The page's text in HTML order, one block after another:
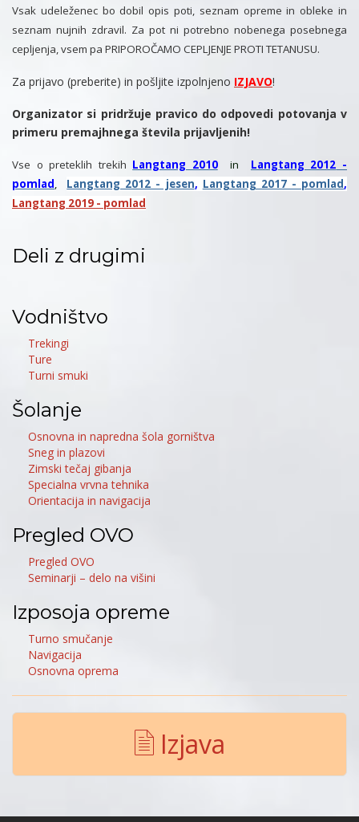
Vsak udeleženec bo dobil opis poti, seznam opreme in obleke in
seznam nujnih zdravil. Za pot ni potrebno nobenega posebnega
cepljenja, vsem pa PRIPOROČAMO CEPLJENJE PROTI TETANUSU.
Za prijavo (preberite) in pošljite izpolnjeno IZJAVO!
Organizator si pridržuje pravico do odpovedi potovanja v
primeru premajhnega števila prijavljenih!
Vse o preteklih trekih Langtang 2010in Langtang 2012 -
pomlad, Langtang 2012 - jesen, Langtang 2017 - pomlad,
Langtang 2019 - pomlad
Deli z drugimi
Vodništvo
Trekingi
Ture
Turni smuki
Šolanje
Osnovna in napredna šola gorništva
Sneg in plazovi
Zimski tečaj gibanja
Specialna vrvna tehnika
Orientacija in navigacija
Pregled OVO
Pregled OVO
Seminarji – delo na višini
Izposoja opreme
Turno smučanje
Navigacija
Osnovna oprema
Izjava